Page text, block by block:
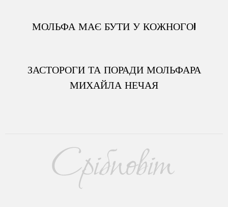
МОЛЬФА МАЄ БУТИ У КОЖНОГО!
ЗАСТОРОГИ ТА ПОРАДИ МОЛЬФАРА
МИХАЙЛА НЕЧАЯ